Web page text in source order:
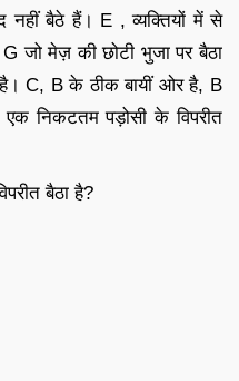
नहीं बैठे हैं। E , व्यक्तियों में से
जो मेज़ की छोटी भुजा पर बैठा
C, B के ठीक बायीं ओर है, B
निकटतम पड़ोसी के विपरीत
बैठा है?